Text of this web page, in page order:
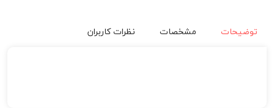
توضیحات مشخصات نظرات کاربران